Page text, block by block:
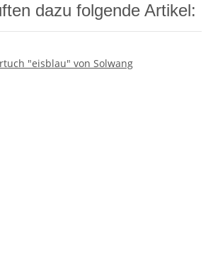
dazu folgende Artikel: